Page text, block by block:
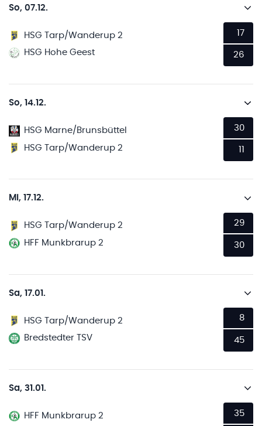
So, 07.12.
HSG Tarp/Wanderup 2
HSG Hohe Geest
17
26
So, 14.12.
HSG Marne/Brunsbüttel
HSG Tarp/Wanderup 2
30
Mi, 17.12.
HSG Tarp/Wanderup 2
HFF Munkbrarup 2
29
30
Sa, 17.01.
HSG Tarp/Wanderup 2
Bredstedter TSV
8
45
Sa, 31.01.
HFF Munkbrarup 2
35